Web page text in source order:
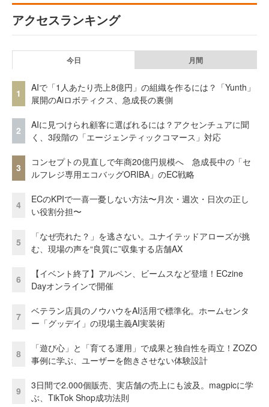
アクセスランキング
今日 月間
1
AIで「1人あたり売上8億円」の組織を作るには？「Yunth」
展開のAiロボティクス、急成長の裏側
2
AIに見つけられ顧客に選ばれるには？アクセンチュアに聞
く、3段階の「エージェンティックコマース」対応
3
コンセプトの見直しで年商20億円規模へ 急成長中の「セ
ルフレジ専用エコバッグORIBA」のEC戦略
4
ECのKPIで一喜一憂しない方法〜月次・週次・日次の正し
い役割分担〜
5
「なぜ売れた？」を逃さない。ユナイテッドアローズが挑
む、現場の声を“良質に”収集する店舗AX
6
【イベント終了】アルペン、ビームスなど登壇！ECzine
Dayオンラインで開催
7
ベテラン店員のノウハウをAI活用で標準化。ホームセンタ
ー「グッデイ」の現場主義AI実装術
8
「遊び心」と「育てる運用」で成果と独自性を両立！ZOZO
事例に学ぶ、ユーザーを飽きさせない体験設計
9
3日間で2.000個販売、実店舗の売上にも波及。magpicに学
ぶ、TikTok Shop成功法則